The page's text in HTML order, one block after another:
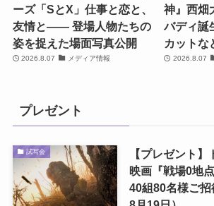
ーズ「SとX」仕事と恋と、
友情と―― 登場人物たちの
姿を捉えた場面写真公開
2026.8.07 メディア情報
神』西畑
バディ誕
カットな
2026.8.07
プレゼント
試写会
【プレゼント
映画『戦場0地
40組80名様ご